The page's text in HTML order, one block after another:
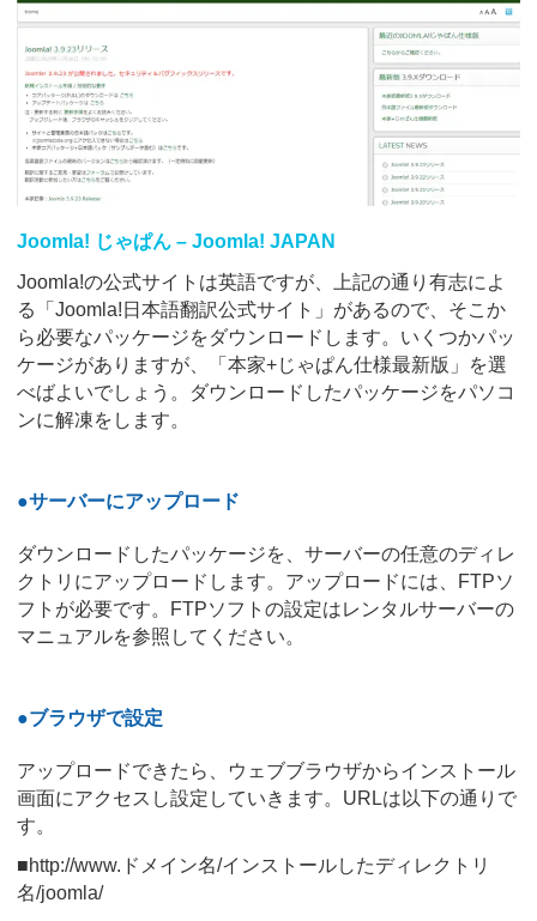
Joomla! じゃぱん – Joomla! JAPAN
Joomla!の公式サイトは英語ですが、上記の通り有志によ
る「Joomla!日本語翻訳公式サイト」があるので、そこか
ら必要なパッケージをダウンロードします。いくつかパッ
ケージがありますが、「本家+じゃぱん仕様最新版」を選
べばよいでしょう。ダウンロードしたパッケージをパソコ
ンに解凍をします。
●サーバーにアップロード
ダウンロードしたパッケージを、サーバーの任意のディレ
クトリにアップロードします。アップロードには、FTPソ
フトが必要です。FTPソフトの設定はレンタルサーバーの
マニュアルを参照してください。
●ブラウザで設定
アップロードできたら、ウェブブラウザからインストール
画面にアクセスし設定していきます。URLは以下の通りで
す。
■http://www.ドメイン名/インストールしたディレクトリ
名/joomla/